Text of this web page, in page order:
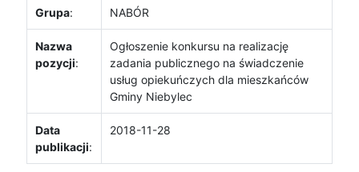
Grupa: NABÓR
Nazwa
pozycji:
Ogłoszenie konkursu na realizację
zadania publicznego na świadczenie
usług opiekuńczych dla mieszkańców
Gminy Niebylec
Data
publikacji:
2018-11-28